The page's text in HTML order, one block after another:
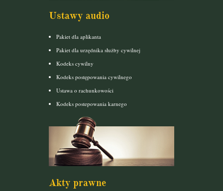
Ustawy audio
Pakiet dla aplikanta
Pakiet dla urzędnika służby cywilnej
Kodeks cywilny
Kodeks postępowania cywilnego
Ustawa o rachunkowości
Kodeks postepowania karnego
Akty prawne